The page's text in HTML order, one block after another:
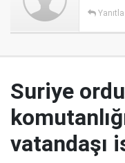
Yanıtla
Suriye
vatandaşı